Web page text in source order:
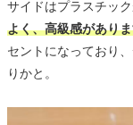
サイドはプラスチッ
よく、高級感があり
セントになっており
りかと。